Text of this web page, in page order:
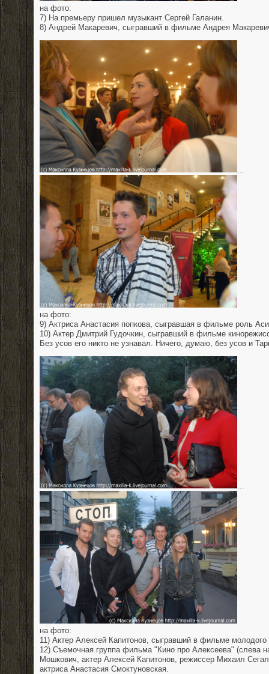
на фото:
7) На премьеру пришел музыкант Сергей Галанин.
8) Андрей Макаревич, сыгравший в фильме Андрея
...
на фото:
9) Актриса Анастасия попкова, сыгравшая в фильме роль
10) Актер Дмитрий Гудочкин, сыгравший в фильме
Без усов его никто не узнавал. Ничего, думаю, без усов и
...
на фото:
11) Актер Алексей Капитонов, сыгравший в фильме молодого
12) Съемочная группа фильма "Кино про Алексеева" (слева
Мошкович, актер Алексей Капитонов, режиссер Михаил
актриса Анастасия Смоктуновская.